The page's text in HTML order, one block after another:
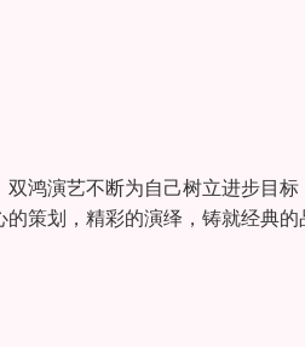
演艺不断为自己树立进步目标
策划，精彩的演绎，铸就经典